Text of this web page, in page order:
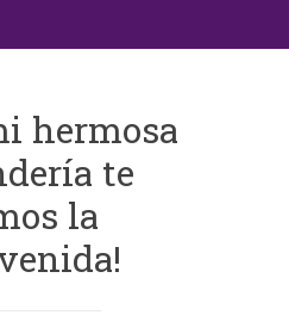
hermosa
te
la